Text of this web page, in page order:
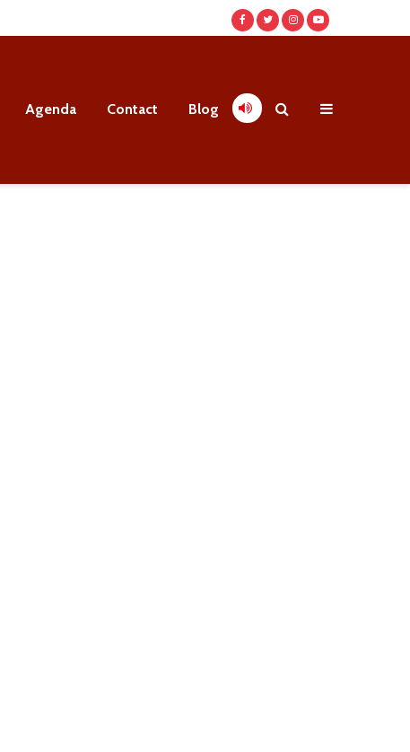
Agenda Contact Blog